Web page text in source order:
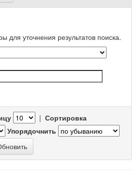
для уточнения результатов поиска.
| Сортировка
Упорядочнить